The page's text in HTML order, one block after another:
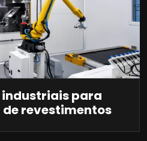
industriais para
revestimentos